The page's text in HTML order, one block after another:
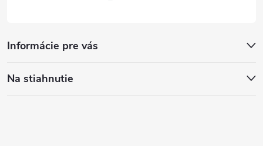
Informácie pre vás
Na stiahnutie